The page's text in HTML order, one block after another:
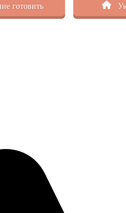
готовить